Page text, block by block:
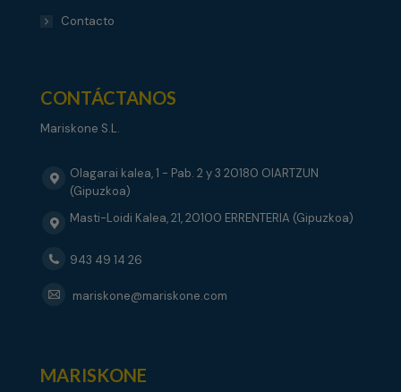
Contacto
CONTÁCTANOS
Mariskone S.L.
Olagarai kalea, 1 - Pab. 2 y 3 20180 OIARTZUN
(Gipuzkoa)
Masti-Loidi Kalea, 21, 20100 ERRENTERIA (Gipuzkoa)
943 49 14 26
mariskone@mariskone.com
MARISKONE